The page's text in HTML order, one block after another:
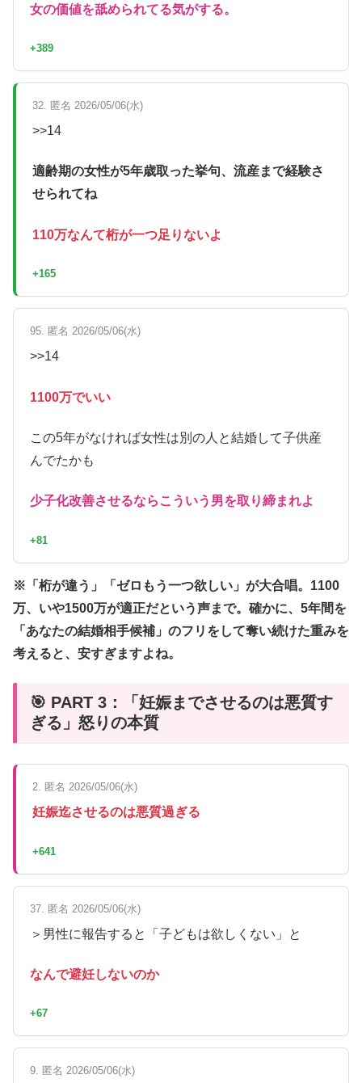
女の価値を舐められてる気がする。
+389
32. 匿名 2026/05/06(水)
>>14
適齢期の女性が5年歳取った挙句、流産まで経験さ
せられてね
110万なんて桁が一つ足りないよ
+165
95. 匿名 2026/05/06(水)
>>14
1100万でいい
この5年がなければ女性は別の人と結婚して子供産
んでたかも
少子化改善させるならこういう男を取り締まれよ
+81
※「桁が違う」「ゼロもう一つ欲しい」が大合唱。1100
万、いや1500万が適正だという声まで。確かに、5年間を
「あなたの結婚相手候補」のフリをして奪い続けた重みを
考えると、安すぎますよね。
🎯 PART 3：「妊娠までさせるのは悪質す
ぎる」怒りの本質
2. 匿名 2026/05/06(水)
妊娠迄させるのは悪質過ぎる
+641
37. 匿名 2026/05/06(水)
＞男性に報告すると「子どもは欲しくない」と
なんで避妊しないのか
+67
9. 匿名 2026/05/06(水)